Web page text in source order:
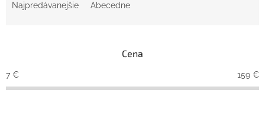
r
o
Najpredávanejšie Abecedne
Cena
7 € 159 €